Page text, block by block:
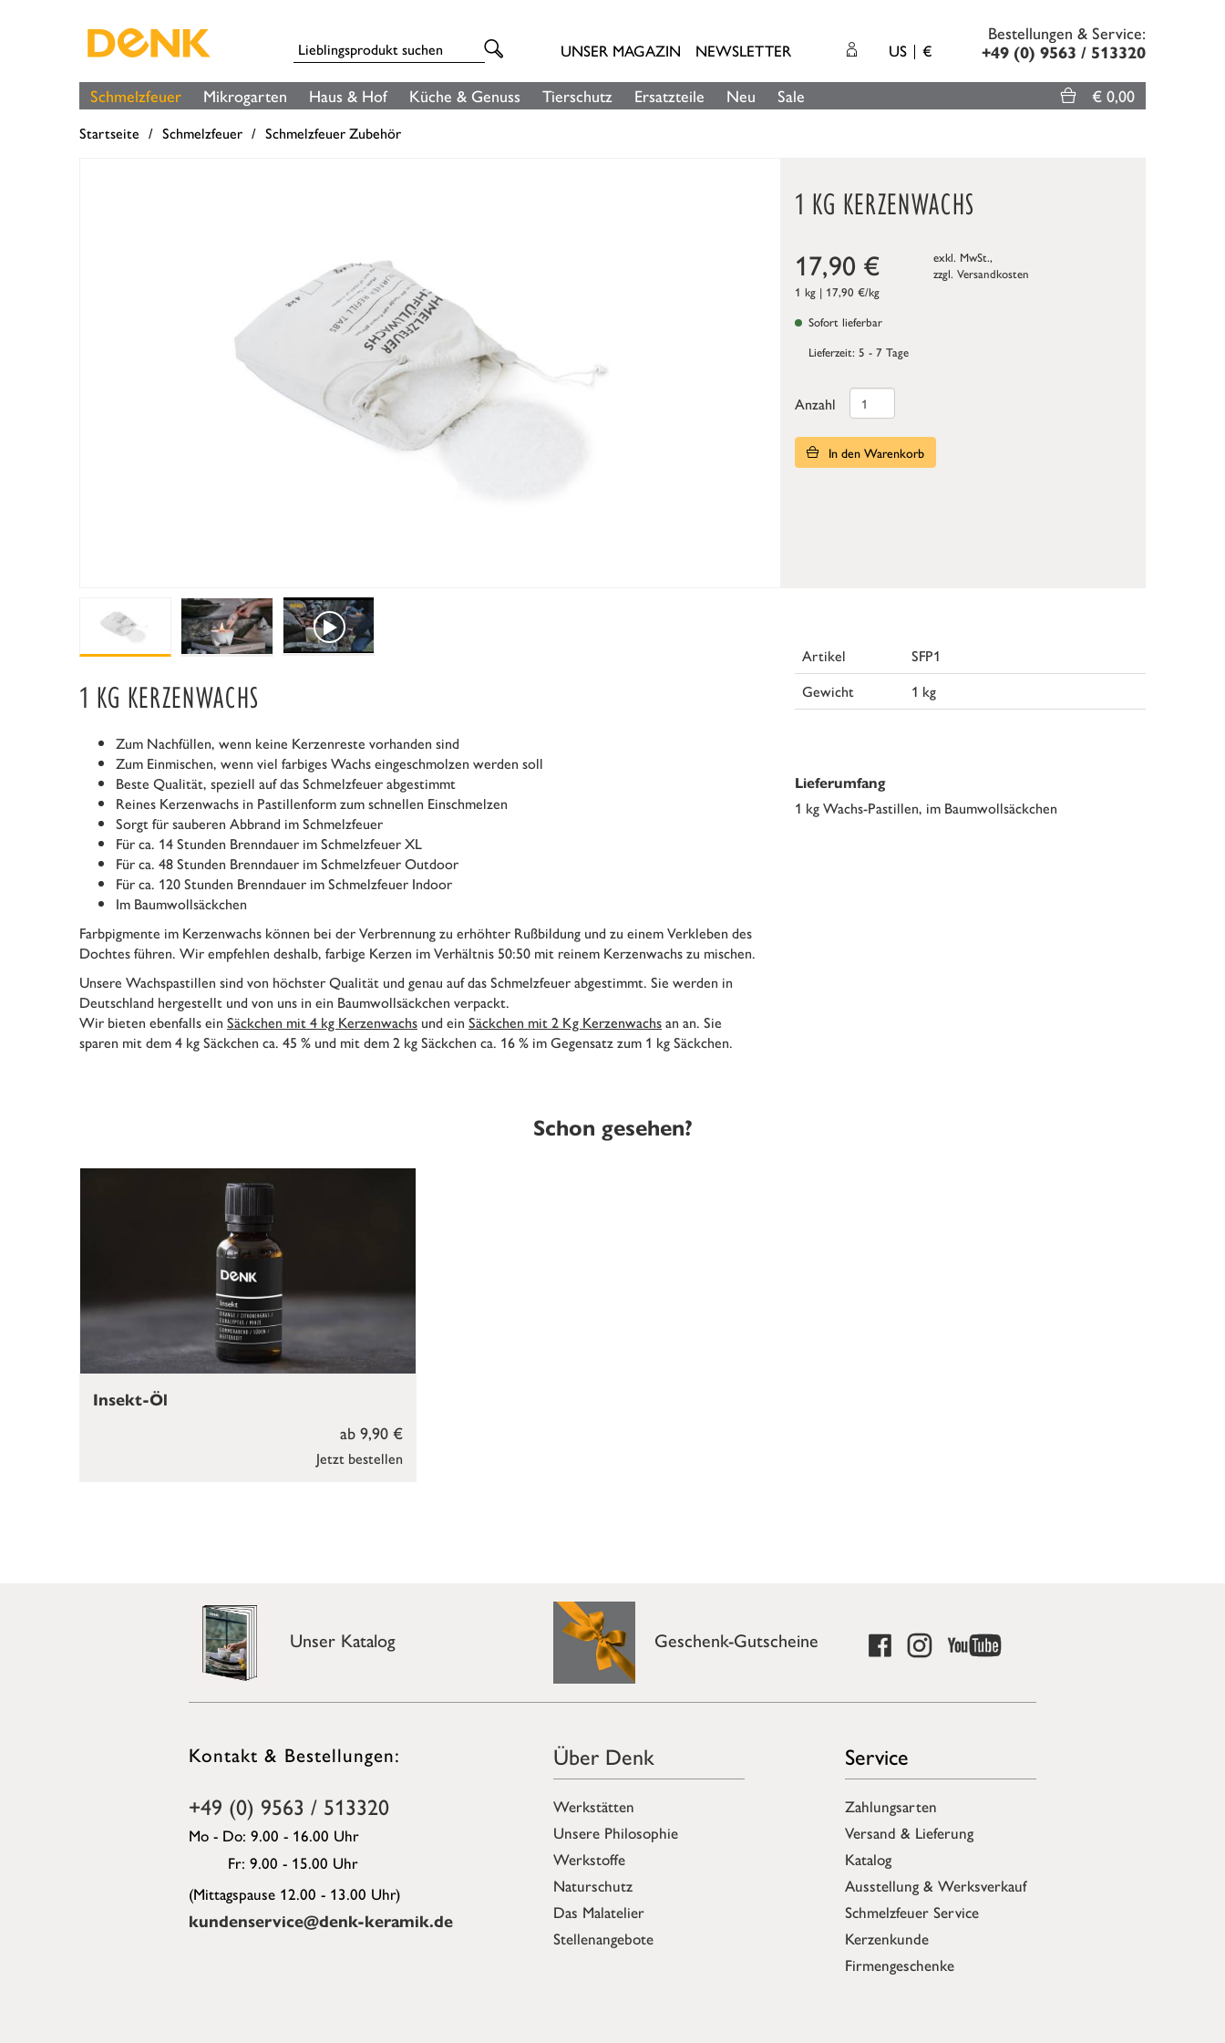
UNSER MAGAZIN NEWSLETTER US €
Bestellungen & Service:
+49 (0) 9563 / 513320
Schmelzfeuer Mikrogarten Haus & Hof Küche & Genuss Tierschutz Ersatzteile Neu Sale € 0,00
Startseite Schmelzfeuer Schmelzfeuer Zubehör
1 KG KERZENWACHS
17,90 €
exkl. MwSt.,
zzgl. Versandkosten
1 kg | 17,90 €/kg
Sofort lieferbar
Lieferzeit: 5 - 7 Tage
Anzahl
In den Warenkorb
1 KG KERZENWACHS
Zum Nachfüllen, wenn keine Kerzenreste vorhanden sind
Zum Einmischen, wenn viel farbiges Wachs eingeschmolzen werden soll
Beste Qualität, speziell auf das Schmelzfeuer abgestimmt
Reines Kerzenwachs in Pastillenform zum schnellen Einschmelzen
Sorgt für sauberen Abbrand im Schmelzfeuer
Für ca. 14 Stunden Brenndauer im Schmelzfeuer XL
Für ca. 48 Stunden Brenndauer im Schmelzfeuer Outdoor
Für ca. 120 Stunden Brenndauer im Schmelzfeuer Indoor
Im Baumwollsäckchen
Farbpigmente im Kerzenwachs können bei der Verbrennung zu erhöhter Rußbildung und zu einem Verkleben des
Dochtes führen. Wir empfehlen deshalb, farbige Kerzen im Verhältnis 50:50 mit reinem Kerzenwachs zu mischen.
Unsere Wachspastillen sind von höchster Qualität und genau auf das Schmelzfeuer abgestimmt. Sie werden in
Deutschland hergestellt und von uns in ein Baumwollsäckchen verpackt.
Wir bieten ebenfalls ein Säckchen mit 4 kg Kerzenwachs und ein Säckchen mit 2 Kg Kerzenwachsan an. Sie
sparen mit dem 4 kg Säckchen ca. 45 % und mit dem 2 kg Säckchen ca. 16 % im Gegensatz zum 1 kg Säckchen.
Artikel
SFP1
Gewicht
1 kg
Lieferumfang
1 kg Wachs-Pastillen, im Baumwollsäckchen
Schon gesehen?
Jetzt bestellen
ab 9,90 €
Insekt-Öl
Unser Katalog Geschenk-Gutscheine
Kontakt & Bestellungen:
+49 (0) 9563 / 513320
Mo - Do: 9.00 - 16.00 Uhr
Fr: 9.00 - 15.00 Uhr
(Mittagspause 12.00 - 13.00 Uhr)
kundenservice@denk-keramik.de
Über Denk
Werkstätten
Unsere Philosophie
Werkstoffe
Naturschutz
Das Malatelier
Stellenangebote
Service
Zahlungsarten
Versand & Lieferung
Katalog
Ausstellung & Werksverkauf
Schmelzfeuer Service
Kerzenkunde
Firmengeschenke